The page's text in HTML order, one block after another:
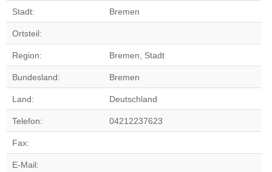
Stadt: Bremen
Ortsteil:
Region: Bremen, Stadt
Bundesland: Bremen
Land: Deutschland
Telefon: 04212237623
Fax:
E-Mail: